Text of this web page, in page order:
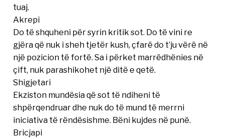
tuaj.
Akrepi
Do të shquheni për syrin kritik sot. Do të vini re
gjëra që nuk i sheh tjetër kush, çfarë do t’ju vërë në
një pozicion të fortë. Sa i përket marrëdhënies në
çift, nuk parashikohet një ditë e qetë.
Shigjetari
Ekziston mundësia që sot të ndiheni të
shpërqendruar dhe nuk do të mund të merrni
iniciativa të rëndësishme. Bëni kujdes në punë.
Bricjapi